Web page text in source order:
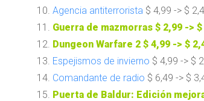
Agencia antiterrorista $ 4,99 -> $
Guerra de mazmorras $ 2,99 ->
Dungeon Warfare 2 $ 4,99 -> $
Espejismos de invierno $ 4,99 -> $
Comandante de radio $ 6,49 -> $
Puerta de Baldur: Edición